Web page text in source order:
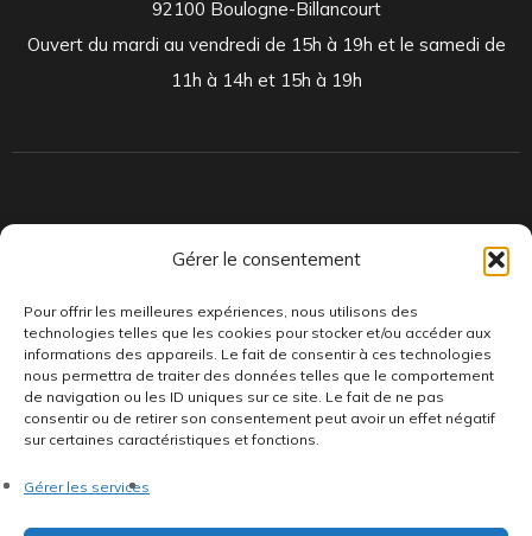
Gérer le consentement
Pour offrir les meilleures expériences, nous utilisons des
technologies telles que les cookies pour stocker et/ou accéder aux
informations des appareils. Le fait de consentir à ces technologies
nous permettra de traiter des données telles que le comportement
de navigation ou les ID uniques sur ce site. Le fait de ne pas
consentir ou de retirer son consentement peut avoir un effet négatif
sur certaines caractéristiques et fonctions.
Gérer les services
92100 Boulogne-Billancourt
Ouvert du mardi au vendredi de 15h à 19h et le samedi de
11h à 14h et 15h à 19h
toujours des pépites musicales, dont des vinyles rares et exclusifs.
confidentialité
Politique de cookies•Termes & Condition•Mentions légales